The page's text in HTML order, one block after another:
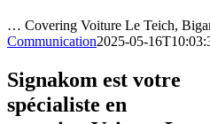
… Covering Voiture Le Teich,
Communication2025-05-
Signakom est votre
spécialiste en